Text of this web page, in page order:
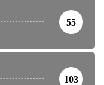
55
103